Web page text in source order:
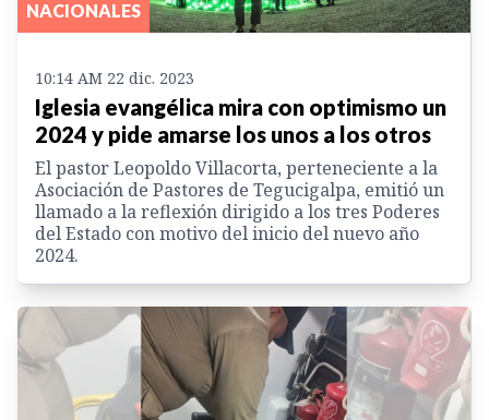
NACIONALES
10:14 AM 22 dic. 2023
Iglesia evangélica mira con optimismo un
2024 y pide amarse los unos a los otros
El pastor Leopoldo Villacorta, perteneciente a la
Asociación de Pastores de Tegucigalpa, emitió un
llamado a la reflexión dirigido a los tres Poderes
del Estado con motivo del inicio del nuevo año
2024.